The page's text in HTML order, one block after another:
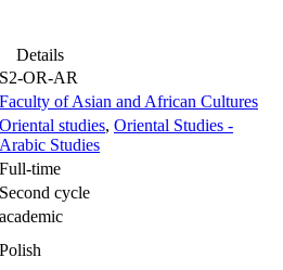
Details
S2-OR-AR
Faculty of Asian and African Cultures
Oriental studies, Oriental Studies -
Arabic Studies
Full-time
Second cycle
academic
Polish